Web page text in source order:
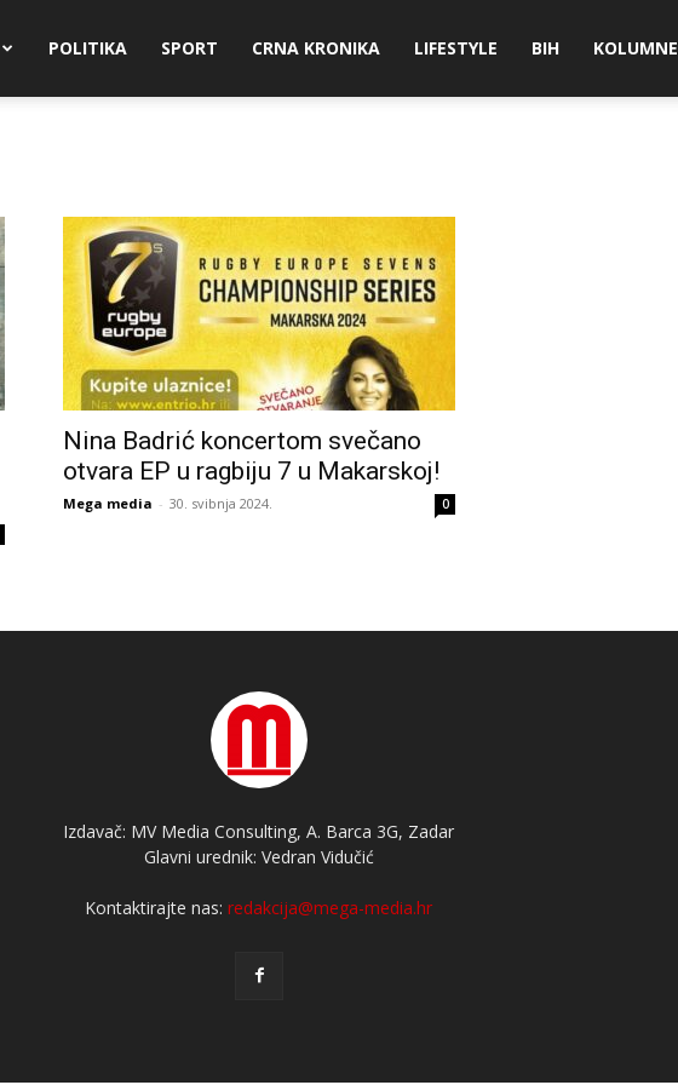
POLITIKA SPORT CRNA KRONIKA LIFESTYLE BIH KOLUMNE
Nina Badrić koncertom svečano
otvara EP u ragbiju 7 u Makarskoj!
Mega media - 30. svibnja 2024. 0
Izdavač: MV Media Consulting, A. Barca 3G, Zadar
Glavni urednik: Vedran Vidučić
Kontaktirajte nas:redakcija@mega-media.hr